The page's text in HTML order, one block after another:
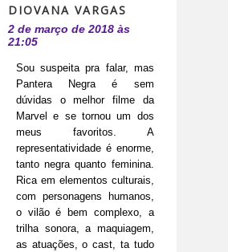
DIOVANA VARGAS
2 de março de 2018 às
21:05
Sou suspeita pra falar, mas
Pantera Negra é sem
dúvidas o melhor filme da
Marvel e se tornou um dos
meus favoritos. A
representatividade é enorme,
tanto negra quanto feminina.
Rica em elementos culturais,
com personagens humanos,
o vilão é bem complexo, a
trilha sonora, a maquiagem,
as atuações, o cast, ta tudo